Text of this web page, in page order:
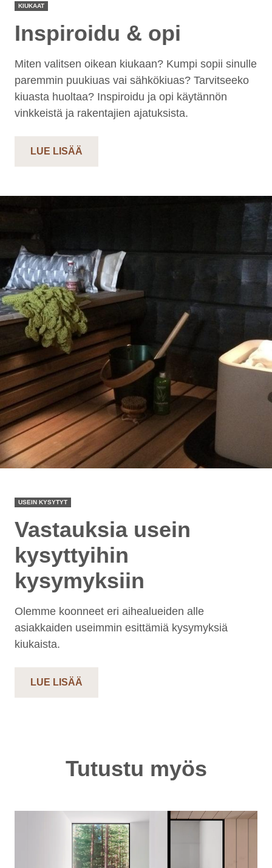
KIUKAAT
Inspiroidu & opi
Miten valitsen oikean kiukaan? Kumpi sopii sinulle
paremmin puukiuas vai sähkökiuas? Tarvitseeko
kiuasta huoltaa? Inspiroidu ja opi käytännön
vinkkeistä ja rakentajien ajatuksista.
LUE LISÄÄ
USEIN KYSYTYT
Vastauksia usein
kysyttyihin
kysymyksiin
Olemme koonneet eri aihealueiden alle
asiakkaiden useimmin esittämiä kysymyksiä
kiukaista.
LUE LISÄÄ
Tutustu myös